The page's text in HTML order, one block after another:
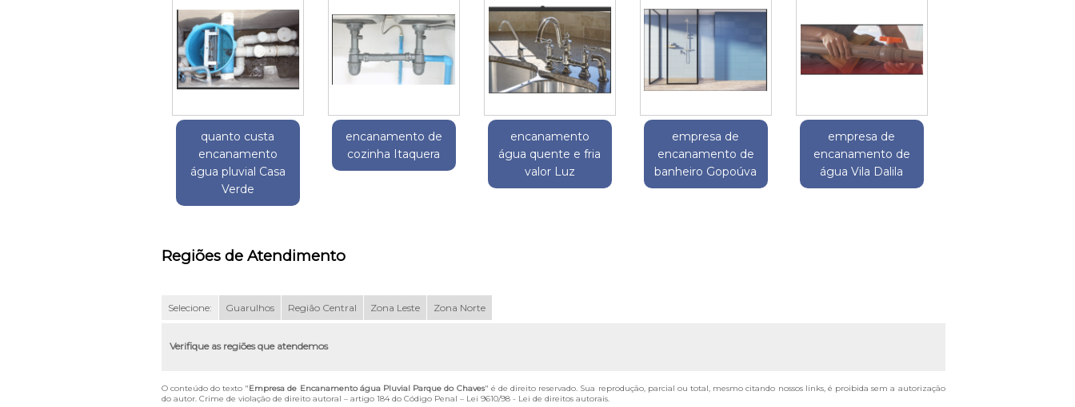
quanto custa
encanamento
água pluvial Casa
Verde
encanamento de
cozinha Itaquera
encanamento
água quente e fria
valor Luz
empresa de
encanamento de
banheiro Gopoúva
empresa de
encanamento de
água Vila Dalila
Regiões de Atendimento
Selecione: Guarulhos Região Central Zona Leste Zona Norte
Verifique as regiões que atendemos
O conteúdo do texto "Empresa de Encanamento água Pluvial Parque do Chaves" é de direito reservado. Sua reprodução, parcial ou total, mesmo citando nossos links, é proibida sem a autorização
do autor. Crime de violação de direito autoral – artigo 184 do Código Penal – Lei 9610/98 - Lei de direitos autorais.